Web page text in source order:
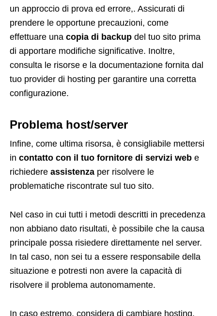
un approccio di prova ed errore,. Assicurati di
prendere le opportune precauzioni, come
effettuare una copia di backup del tuo sito prima
di apportare modifiche significative. Inoltre,
consulta le risorse e la documentazione fornita dal
tuo provider di hosting per garantire una corretta
configurazione.
Problema host/server
Infine, come ultima risorsa, è consigliabile mettersi
in contatto con il tuo fornitore di servizi web e
richiedere assistenza per risolvere le
problematiche riscontrate sul tuo sito.
Nel caso in cui tutti i metodi descritti in precedenza
non abbiano dato risultati, è possibile che la causa
principale possa risiedere direttamente nel server.
In tal caso, non sei tu a essere responsabile della
situazione e potresti non avere la capacità di
risolvere il problema autonomamente.
In caso estremo, considera di cambiare hosting.